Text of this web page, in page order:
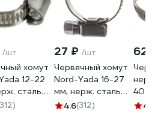
/шт
хомут
12-22
сталь
27 ₽ /шт
Червячный хомут
Nord-Yada 16-27
мм, нерж. сталь
900256
4.6(312)
40
G/1/4.8